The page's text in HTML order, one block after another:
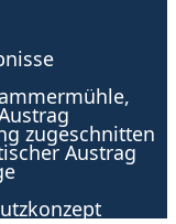
zugeschnitten
Austrag